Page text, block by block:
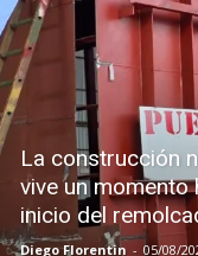
La construcción
vive un
inicio del
Diego Florentin - 05/08/